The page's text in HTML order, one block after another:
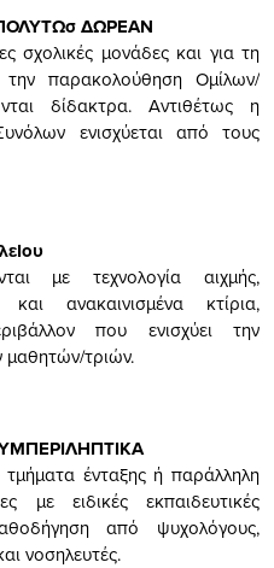
ΔΩΡΕΑΝ
σχολικές μονάδες και για τη
παρακολούθηση Ομίλων/
δίδακτρα. Αντιθέτως η
ενισχύεται από τους
με τεχνολογία αιχμής,
και ανακαινισμένα κτίρια,
που ενισχύει την
μαθητών/τριών.
ένταξης ή παράλληλη
με ειδικές εκπαιδευτικές
από ψυχολόγους,
νοσηλευτές.